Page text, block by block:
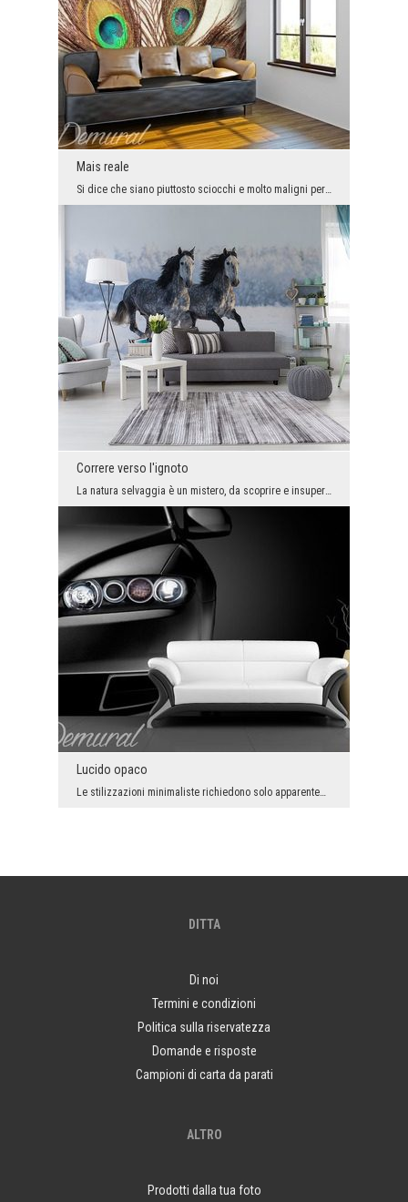
Mais reale
Correre verso l'ignoto
Lucido opaco
DITTA
Di noi
Termini e condizioni
Politica sulla riservatezza
Domande e risposte
Campioni di carta da parati
ALTRO
Prodotti dalla tua foto